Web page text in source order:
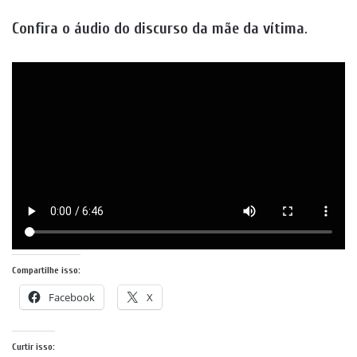
Confira o áudio do discurso da mãe da vítima.
Compartilhe isso:
Facebook X
Curtir isso: